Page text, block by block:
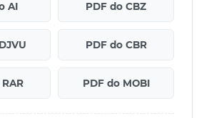
AI PDF do CBZ
PDF do CBR
PDF do MOBI